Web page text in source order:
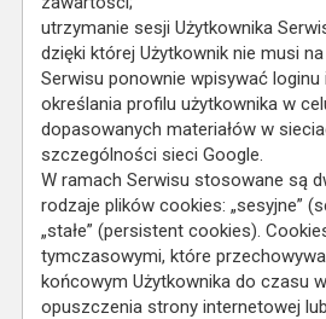
utrzymanie sesji Użytkownika
dzięki której Użytkownik nie musi
Serwisu ponownie wpisywać loginu
określania profilu użytkownika w
dopasowanych materiałów w
szczególności sieci Google.
W ramach Serwisu stosowane są
rodzaje plików cookies: „sesyjne”
„stałe” (persistent cookies).
tymczasowymi, które
końcowym Użytkownika do czasu
opuszczenia strony internetowej